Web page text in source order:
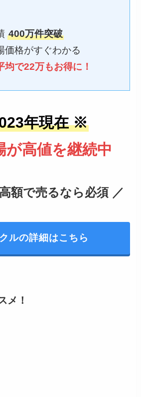
400万件突破
価格がすぐわかる
均で22万もお得に！
年現在 ※
が高値を継続中
額で売るなら必須 ／
ルの詳細はこちら
メ！